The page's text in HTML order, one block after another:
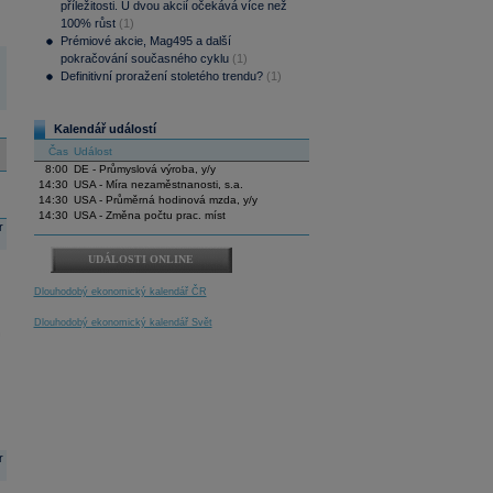
příležitosti. U dvou akcií očekává více než
100% růst (1)
Prémiové akcie, Mag495 a další
pokračování současného cyklu (1)
Definitivní proražení stoletého trendu? (1)
Kalendář událostí
Čas Událost
8:00
DE - Průmyslová výroba, y/y
14:30 USA - Míra nezaměstnanosti, s.a.
14:30 USA - Průměrná hodinová mzda, y/y
14:30 USA - Změna počtu prac. míst
UDÁLOSTI ONLINE
Dlouhodobý ekonomický kalendář ČR
Dlouhodobý ekonomický kalendář Svět